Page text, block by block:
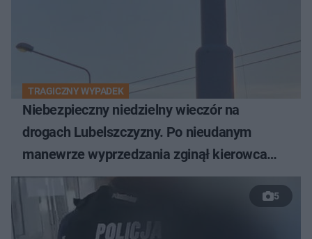
TRAGICZNY WYPADEK
Niebezpieczny niedzielny wieczór na
drogach Lubelszczyzny. Po nieudanym
manewrze wyprzedzania zginął kierowca
auta
5